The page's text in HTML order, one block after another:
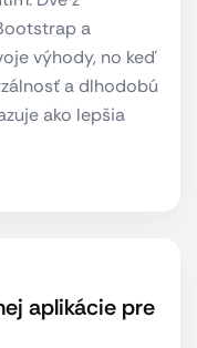
a
výhody, no keď
a dlhodobú
ako lepšia
aplikácie pre